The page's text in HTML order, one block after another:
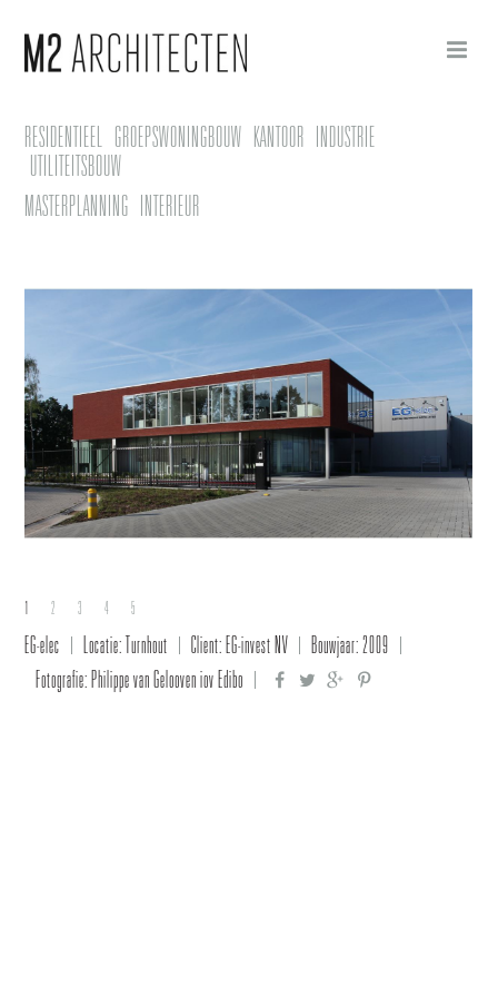
RESIDENTIEEL GROEPSWONINGBOUW KANTOOR INDUSTRIE
UTILITEITSBOUW
MASTERPLANNING INTERIEUR
1 2 3 4 5
EG-elec Locatie: Turnhout Client: EG-invest NV
Bouwjaar: 2009
Fotografie: Philippe van Gelooven iov Edibo